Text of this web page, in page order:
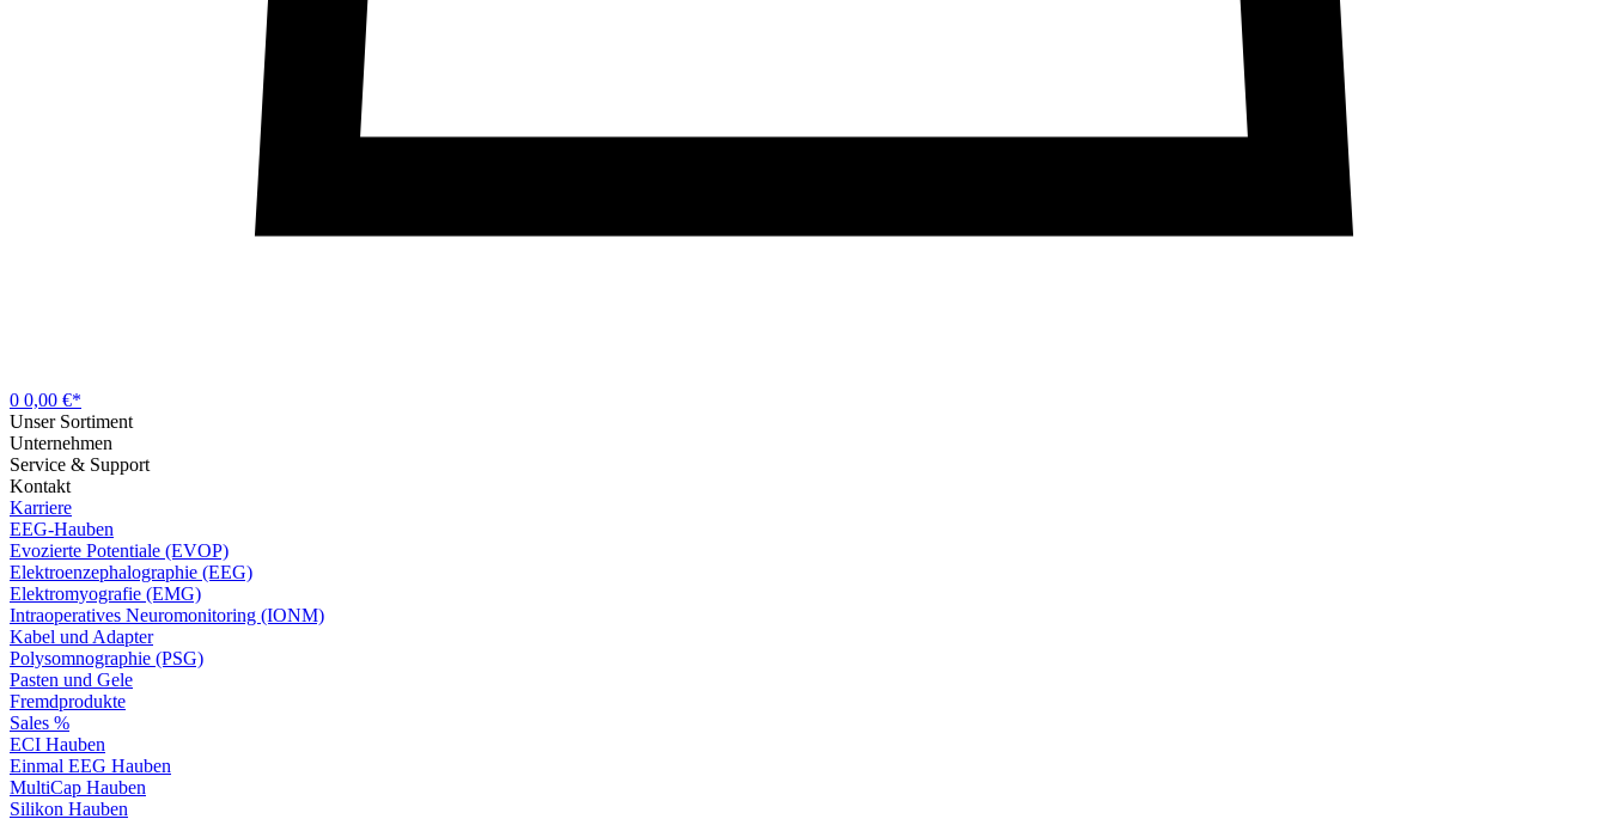
0 0,00 €*
Unser Sortiment
Unternehmen
Service & Support
Kontakt
Karriere
EEG-Hauben
Evozierte Potentiale (EVOP)
Elektroenzephalographie (EEG)
Elektromyografie (EMG)
Intraoperatives Neuromonitoring (IONM)
Kabel und Adapter
Polysomnographie (PSG)
Pasten und Gele
Fremdprodukte
Sales %
ECI Hauben
Einmal EEG Hauben
MultiCap Hauben
Silikon Hauben